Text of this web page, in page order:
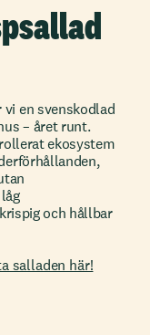
en svenskodlad
– året runt.
ekosystem
och hållbar
salladen här!